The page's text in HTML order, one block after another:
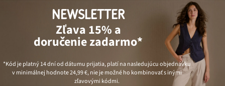
NEWSLETTER
Zľava 15% a
doručenie zadarmo*
*Kód je platný 14 dní od dátumu prijatia, platí na nasledujúcu objednávku
v minimálnej hodnote24,99 €, nie je možné ho kombinovať s inými
zľavovými kódmi.